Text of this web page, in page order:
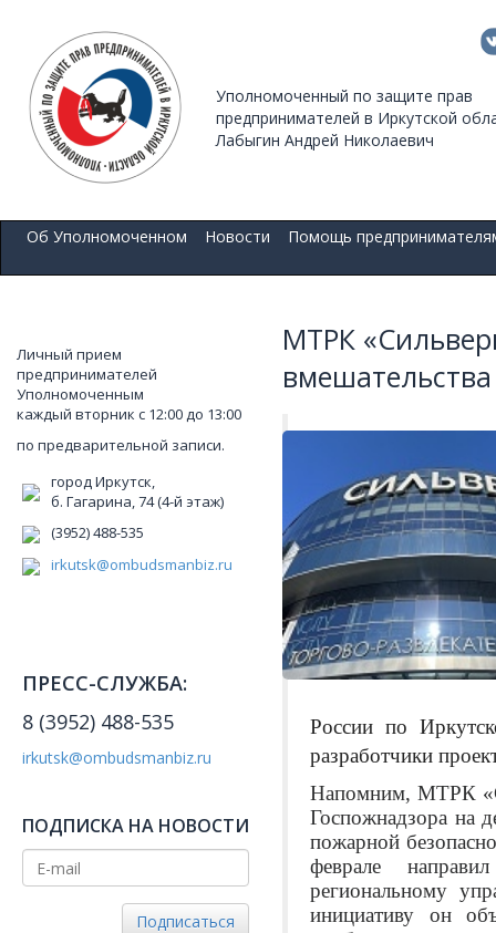
Уполномоченный по защите прав
предпринимателей в Иркутской
Лабыгин Андрей Николаевич
Об Уполномоченном Новости Помощь
Личный прием
предпринимателей
Уполномоченным
каждый вторник с 12:00 до 13:00
по предварительной записи.
город Иркутск,
б. Гагарина, 74 (4-й этаж)
(3952) 488-535
irkutsk@ombudsmanbiz.ru
ПРЕСС-СЛУЖБА:
8 (3952) 488-535
irkutsk@ombudsmanbiz.ru
ПОДПИСКА НА НОВОСТИ
Подписаться
МТРК
России по
разработчики
Напомним, МТРК
Госпожнадзора на
пожарной
феврале
региональному
инициативу он